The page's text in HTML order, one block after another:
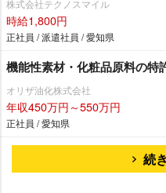
株式会社テクノスマイル
時給1,800円
正社員 / 派遣社員 / 愛知県
機能性素材・化粧品原料の特
オリザ油化株式会社
年収450万円～550万円
正社員 / 愛知県
続